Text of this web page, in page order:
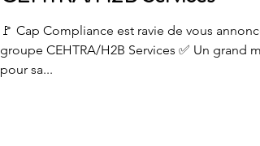
🚩 Cap Compliance est ravie de vous
groupe CEHTRA/H2B Services ✅ Un grand merci à Xavier Dennery
pour sa...